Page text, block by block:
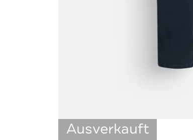
Ausverkauft